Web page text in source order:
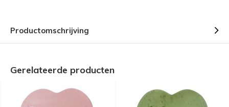
Productomschrijving
Gerelateerde producten